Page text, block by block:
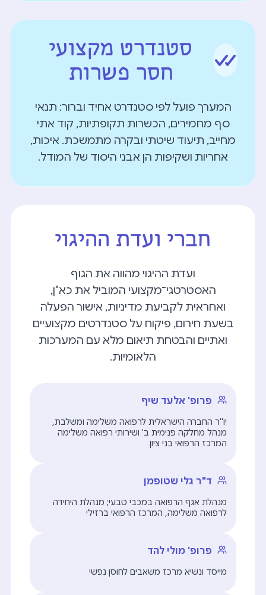
סטנדרט מקצועי
חסר פשרות
המערך פועל לפי סטנדרט אחיד וברור: תנאי
סף מחמירים, הכשרות תקופתיות, קוד אתי
מחייב, תיעוד שיטתי ובקרה מתמשכת. איכות,
אחריות ושקיפות הן אבני היסוד של המודל.
חברי ועדת ההיגוי
ועדת ההיגוי מהווה את הגוף
האסטרטגי־מקצועי המוביל את כא"ן,
ואחראית לקביעת מדיניות, אישור הפעלה
בשעת חירום, פיקוח על סטנדרטים מקצועיים
ואתיים והבטחת תיאום מלא עם המערכות
הלאומיות.
פרופ' אלעד שיף
יו"ר החברה הישראלית לרפואה משלימה ומשלבת,
מנהל מחלקה פנימית ב' ושירותי רפואה משלימה
המרכז הרפואי בני ציון
ד"ר גלי שטופמן
מנהלת אגף הרפואה במכבי טבעי; מנהלת היחידה
לרפואה משלימה, המרכז הרפואי ברזילי
פרופ' מולי להד
מייסד ונשיא מרכז משאבים לחוסן נפשי